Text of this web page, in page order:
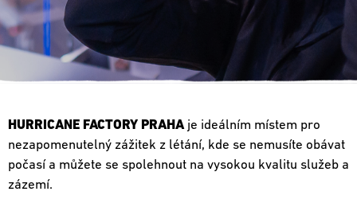
HURRICANE FACTORY PRAHAje ideálním místem pro
nezapomenutelný zážitek z létání, kde se nemusíte obávat
počasí a můžete se spolehnout na vysokou kvalitu služeb a
zázemí.